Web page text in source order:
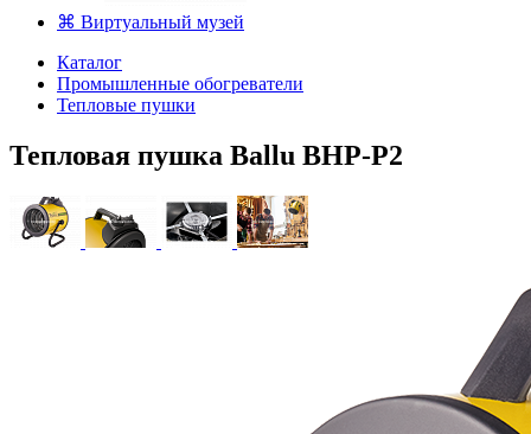
⌘ Виртуальный музей
Каталог
Промышленные обогреватели
Тепловые пушки
Тепловая пушка Ballu BHP-P2